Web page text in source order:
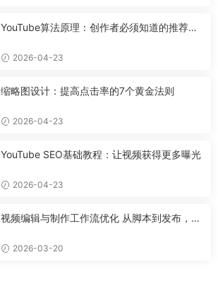
YouTube算法原理：创作者必须知道的推荐机
2026-04-23
缩略图设计：提高点击率的7个黄金法则
2026-04-23
YouTube SEO基础教程：让视频获得更多曝光
2026-04-23
视频编辑与制作工作流优化 从脚本到发布，打
2026-03-20